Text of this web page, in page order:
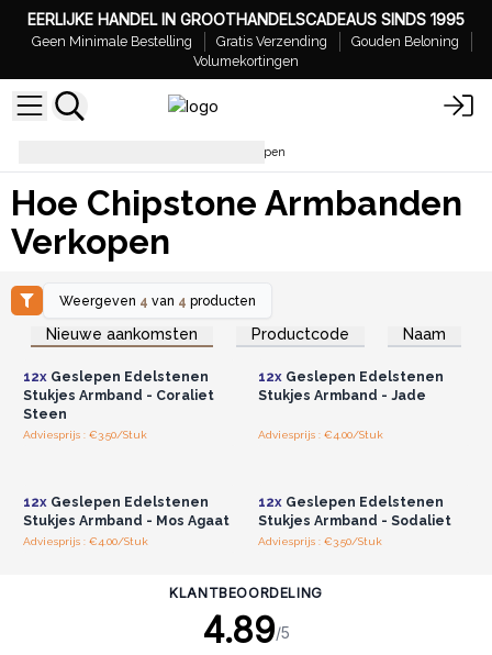
EERLIJKE HANDEL IN GROOTHANDELSCADEAUS SINDS 1995
Geen Minimale Bestelling Gratis Verzending
Gouden Beloning
Volumekortingen
Hoe Chipstone Armbanden Verkopen
Hoe Chipstone Armbanden
Verkopen
Weergeven 4 van 4 producten
Nieuwe aankomsten Productcode Naam
Log in of registreer u voor
groothandelsprijzen.
12xGeslepen Edelstenen
Stukjes Armband - Coraliet
Steen
Adviesprijs : €3.50/Stuk
Log in of registreer u voor
groothandelsprijzen.
12xGeslepen Edelstenen
Stukjes Armband - Jade
Adviesprijs : €4.00/Stuk
12xGeslepen Edelstenen
Stukjes Armband - Mos Agaat
Adviesprijs : €4.00/Stuk
12xGeslepen Edelstenen
Stukjes Armband - Sodaliet
Adviesprijs : €3.50/Stuk
KLANTBEOORDELING
4.89/5